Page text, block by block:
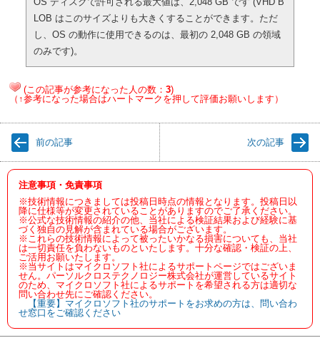
LOB はこのサイズよりも大きくすることができます。ただ
し、OS の動作に使用できるのは、最初の 2,048 GB の領域
のみです)。
(この記事が参考になった人の数： 3)
（↑参考になった場合はハートマークを押して評価お願いします）
前の記事 次の記事
注意事項・免責事項
※技術情報につきましては投稿日時点の情報となります。投稿日以
降に仕様等が変更されていることがありますのでご了承ください。
※公式な技術情報の紹介の他、当社による検証結果および経験に基
づく独自の見解が含まれている場合がございます。
※これらの技術情報によって被ったいかなる損害についても、当社
は一切責任を負わないものといたします。十分な確認・検証の上、
ご活用お願いたします。
※当サイトはマイクロソフト社によるサポートページではございま
せん。パーソルクロステクノロジー株式会社が運営しているサイト
のため、マイクロソフト社によるサポートを希望される方は適切な
問い合わせ先にご確認ください。
【重要】マイクロソフト社のサポートをお求めの方は、問い合わ
せ窓口をご確認ください